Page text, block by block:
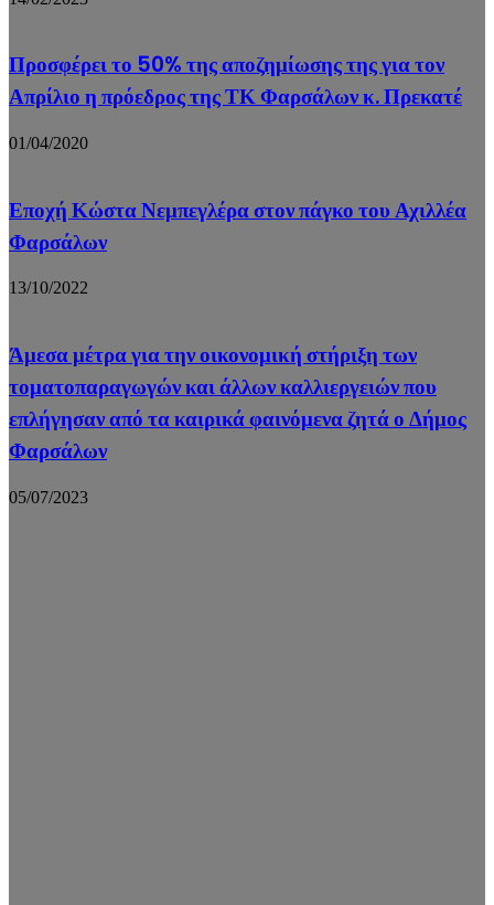
Προσφέρει το 50% της αποζημίωσης της για τον
Απρίλιο η πρόεδρος της ΤΚ Φαρσάλων κ. Πρεκατέ
01/04/2020
Εποχή Κώστα Νεμπεγλέρα στον πάγκο του Αχιλλέα
Φαρσάλων
13/10/2022
Άμεσα μέτρα για την οικονομική στήριξη των
τοματοπαραγωγών και άλλων καλλιεργειών που
επλήγησαν από τα καιρικά φαινόμενα ζητά ο Δήμος
Φαρσάλων
05/07/2023